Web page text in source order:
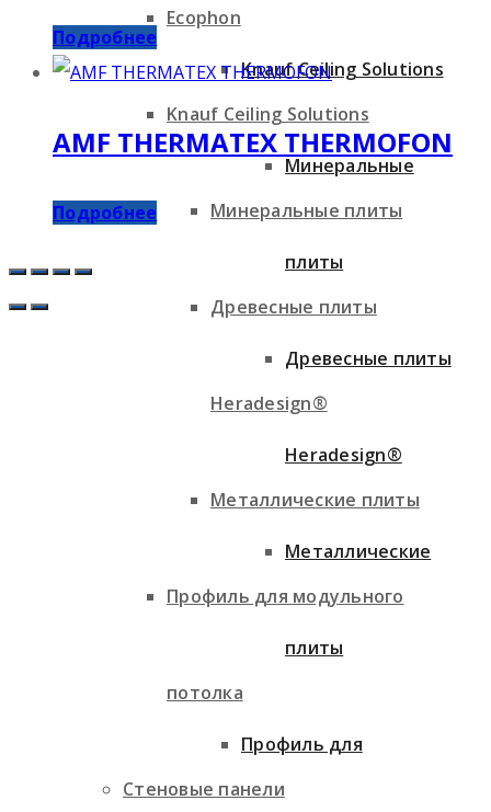
Ecophon
Knauf Ceiling Solutions
Минеральные плиты
Древесные плиты
Heradesign®
Металлические плиты
Профиль для модульного
потолка
Стеновые панели
Knauf Ceiling Solutions
Минеральные
плиты
Древесные плиты
Heradesign®
Металлические
плиты
Профиль для
Подробнее
AMF THERMATEX THERMOFON
Подробнее